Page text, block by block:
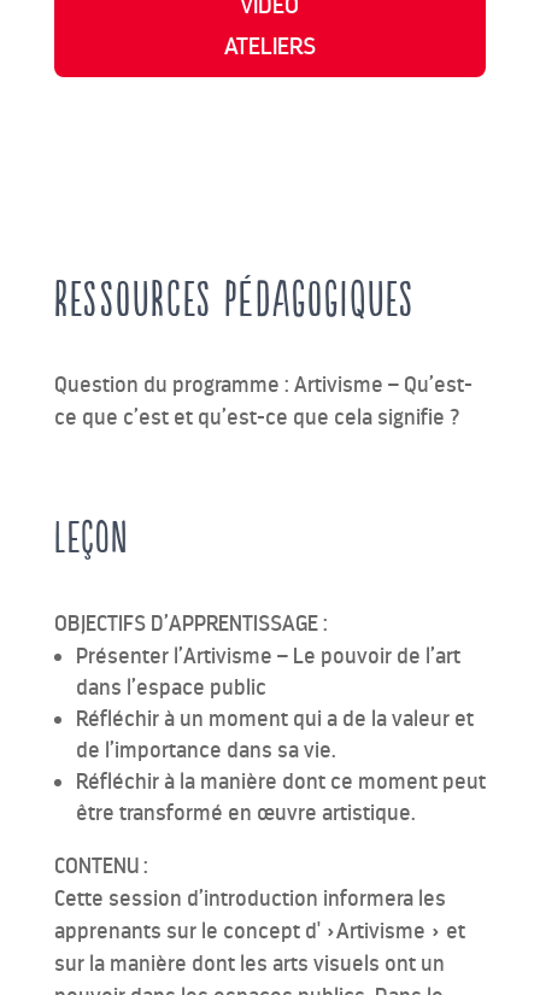
ATELIERS
Ressources pédagogiques
Question du programme : Artivisme – Qu’est-
ce que c’est et qu’est-ce que cela signifie ?
LEÇON
OBJECTIFS D’APPRENTISSAGE :
Présenter l’Artivisme – Le pouvoir de l’art
dans l’espace public
Réfléchir à un moment qui a de la valeur et
de l’importance dans sa vie.
Réfléchir à la manière dont ce moment peut
être transformé en œuvre artistique.
CONTENU :
Cette session d’introduction informera les
apprenants sur le concept d' »Artivisme » et
sur la manière dont les arts visuels ont un